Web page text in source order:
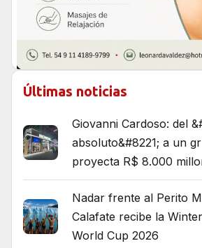
Últimas noticias
Giovanni Cardoso: del
absoluto&#8221; a un
proyecta R$ 8.000
Nadar frente al Perito
Calafate recibe la
World Cup 2026